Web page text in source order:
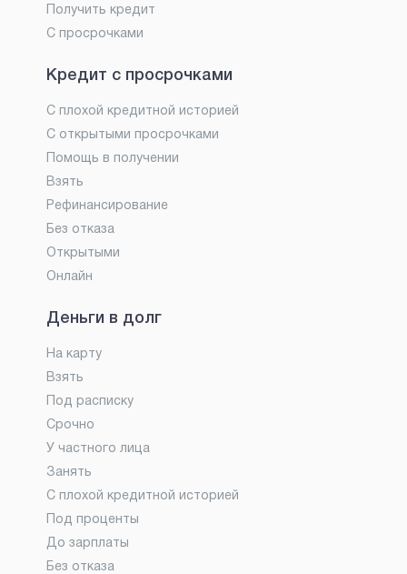
Получить кредит
С просрочками
Кредит с просрочками
С плохой кредитной историей
С открытыми просрочками
Помощь в получении
Взять
Рефинансирование
Без отказа
Открытыми
Онлайн
Деньги в долг
На карту
Взять
Под расписку
Срочно
У частного лица
Занять
С плохой кредитной историей
Под проценты
До зарплаты
Без отказа